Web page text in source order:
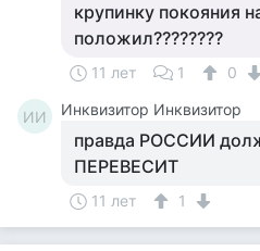
крупинку покояния
положил????????
11 лет 1 0
ИИ Инквизитор Инквизитор
правда РОССИИ
ПЕРЕВЕСИТ
11 лет 1